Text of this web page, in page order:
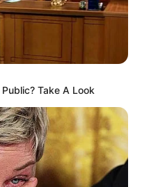
SİYASƏT
layihəsinin
Take A Look